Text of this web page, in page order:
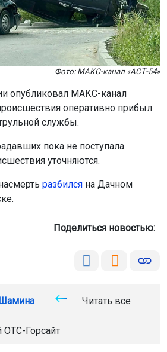
Фото: МАКС-канал «АСТ-54»
опубликовал МАКС-канал
оперативно прибыл
службы.
пока не поступала.
уточняются.
разбился на Дачном
Поделиться новостью:
Читать все
ОТС-Горсайт